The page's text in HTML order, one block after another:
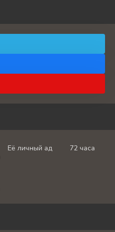
Её личный ад 72 часа